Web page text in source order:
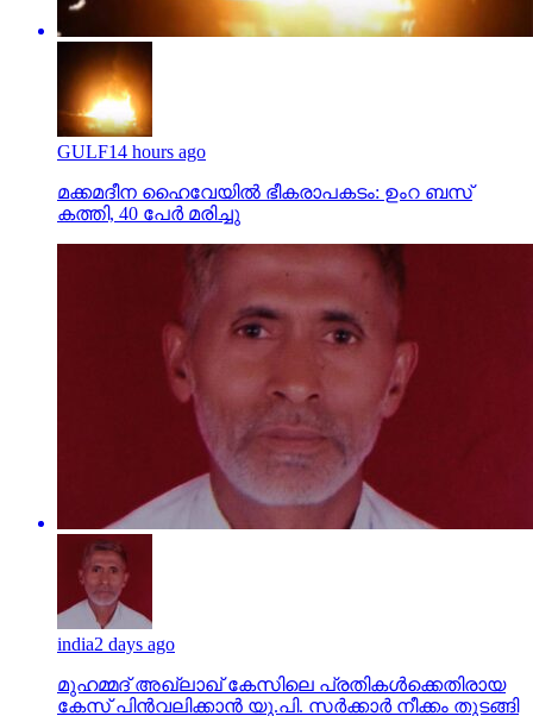
GULF14 hours ago
മക്കമദീന ഹൈവേയില്‍ ഭീകരാപകടം: ഉംറ ബസ്
കത്തി, 40 പേര്‍ മരിച്ചു
india2 days ago
മുഹമ്മദ് അഖ്‌ലാഖ് കേസിലെ പ്രതികള്‍ക്കെതിരായ
കേസ് പിന്‍വലിക്കാന്‍ യു.പി. സര്‍ക്കാര്‍ നീക്കം തുടങ്ങി